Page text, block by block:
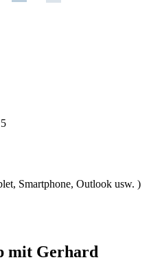
Smartphone, Outlook usw. )
mit Gerhard